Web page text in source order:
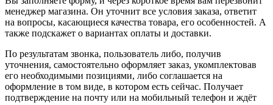
менеджер магазина. Он уточнит все условия заказа, ответит
на вопросы, касающиеся качества товара, его особенностей. А
также подскажет о вариантах оплаты и доставки.
По результатам звонка, пользователь либо, получив
уточнения, самостоятельно оформляет заказ, укомплектовав
его необходимыми позициями, либо соглашается на
оформление в том виде, в котором есть сейчас. Получает
подтверждение на почту или на мобильный телефон и ждёт